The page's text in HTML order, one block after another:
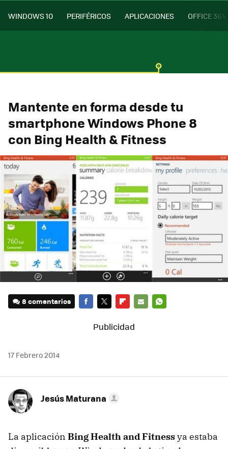
WINDOWS 10 PERIFÉRICOS APLICACIONES OFFICE 365
Mantente en forma desde tu
smartphone Windows Phone 8
con Bing Health & Fitness
8 comentarios
MAIL
17 Febrero 2014
Jesús Maturana
La aplicación Bing Health and Fitnessya estaba